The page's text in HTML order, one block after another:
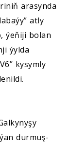
arasynda
atly
ýeňiji bolan
ýylda
kysymly
durmuş-